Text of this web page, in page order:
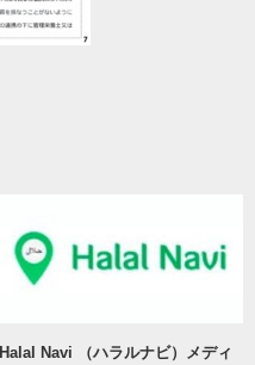
Halal Navi （ハラルナビ）メディ